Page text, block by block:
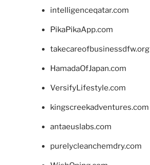
intelligenceqatar.com
PikaPikaApp.com
takecareofbusinessdfw.org
HamadaOfJapan.com
VersifyLifestyle.com
kingscreekadventures.com
antaeuslabs.com
purelycleanchemdry.com